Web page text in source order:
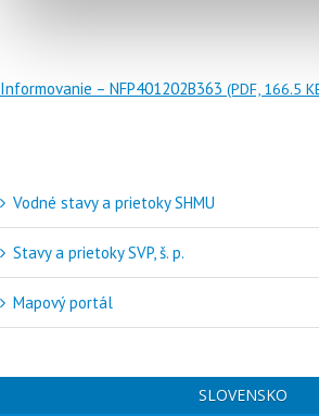
Informovanie – NFP401202B363 (PDF, 166.5
Vodné stavy a prietoky SHMU
Stavy a prietoky SVP, š. p.
Mapový portál
SLOVENSKO